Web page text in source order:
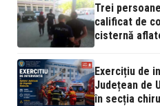
Trei
calificat de
cisternă
Exercițiu de
Județean de
în secția